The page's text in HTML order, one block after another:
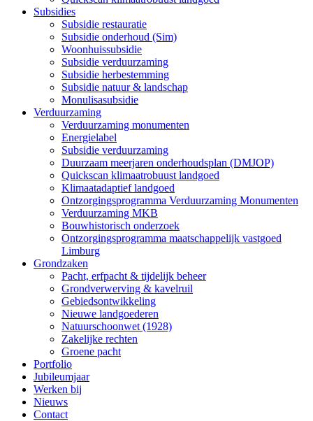
Subsidies
Subsidie restauratie
Subsidie onderhoud (Sim)
Woonhuissubsidie
Subsidie verduurzaming
Subsidie herbestemming
Subsidie natuur & landschap
Monulisasubsidie
Verduurzaming
Verduurzaming monumenten
Energielabel
Subsidie verduurzaming
Duurzaam meerjaren onderhoudsplan (DMJOP)
Quickscan klimaatrobuust landgoed
Klimaatadaptief landgoed
Ontzorgingsprogramma Verduurzaming Monumenten
Verduurzaming MKB
Bouwhistorisch onderzoek
Ontzorgingsprogramma maatschappelijk vastgoed
Limburg
Grondzaken
Pacht, erfpacht & tijdelijk beheer
Grondverwerving & kavelruil
Gebiedsontwikkeling
Nieuwe landgoederen
Natuurschoonwet (1928)
Zakelijke rechten
Groene pacht
Portfolio
Jubileumjaar
Werken bij
Nieuws
Contact